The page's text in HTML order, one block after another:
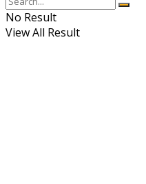
No Result
View All Result